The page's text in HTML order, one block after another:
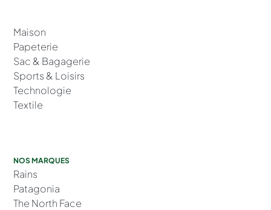
Maison
Papeterie
Sac & Bagagerie
Sports & Loisirs
Technologie
Textile
NOS MARQUES
Rains
Patagonia
The North Face